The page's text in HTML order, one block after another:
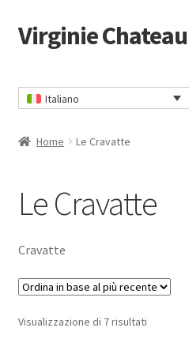
Vai
alla
Vai
al
Virginie Chateau
Contatto
Il mio account
Informativa sulla privacy
Ordina
Italiano
Home Le Cravatte
Le Cravatte
Cravatte
Visualizzazione di 7 risultatiOrdina